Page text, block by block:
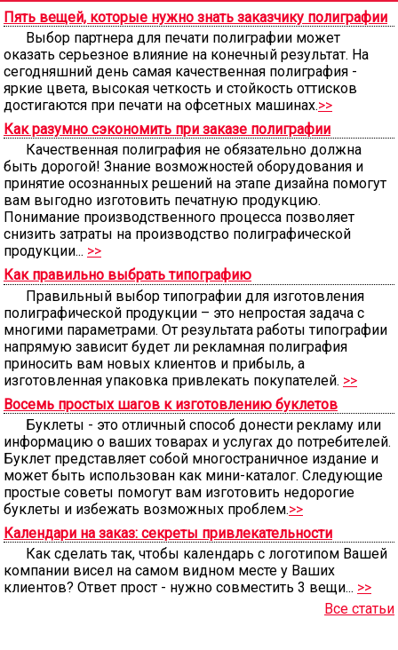
Пять вещей, которые нужно знать заказчику полиграфии
Выбор партнера для печати полиграфии может
оказать серьезное влияние на конечный результат. На
сегодняшний день самая качественная полиграфия -
яркие цвета, высокая четкость и стойкость оттисков
достигаются при печати на офсетных машинах.>>
Как разумно сэкономить при заказе полиграфии
Качественная полиграфия не обязательно должна
быть дорогой! Знание возможностей оборудования и
принятие осознанных решений на этапе дизайна помогут
вам выгодно изготовить печатную продукцию.
Понимание производственного процесса позволяет
снизить затраты на производство полиграфической
продукции... >>
Как правильно выбрать типографию
Правильный выбор типографии для изготовления
полиграфической продукции – это непростая задача с
многими параметрами. От результата работы типографии
напрямую зависит будет ли рекламная полиграфия
приносить вам новых клиентов и прибыль, а
изготовленная упаковка привлекать покупателей. >>
Восемь простых шагов к изготовлению буклетов
Буклеты - это отличный способ донести рекламу или
информацию о ваших товарах и услугах до потребителей.
Буклет представляет собой многостраничное издание и
может быть использован как мини-каталог. Следующие
простые советы помогут вам изготовить недорогие
буклеты и избежать возможных проблем.>>
Календари на заказ: секреты привлекательности
Как сделать так, чтобы календарь с логотипом Вашей
компании висел на самом видном месте у Ваших
клиентов? Ответ прост - нужно совместить 3 вещи... >>
Все статьи